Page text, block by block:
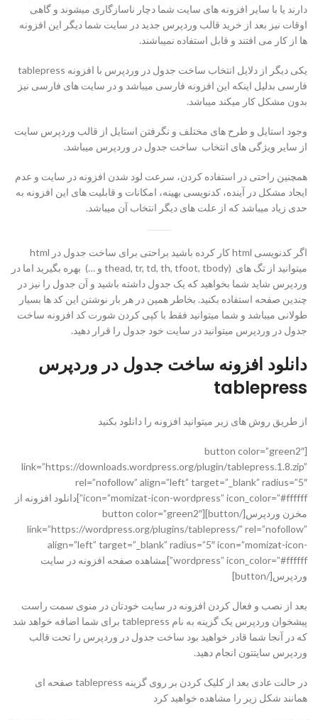
دارند یا با سایر افزونه های سایت شما دچار ناسازگاری میشوند و گاهی
اوقات نیز بعد از خرید قالب وردپرس جدید در سایت شما دیگر این افزونه
ها از کار می افتند و قابل استفاده نمیباشند.
یکی دیگر از دلایل انتخاب ساخت جدول در وردپرس با افزونه tablepress
فارسی بدلیل اینکه این افزونه فارسی میباشد و در سایت های فارسی نیز
بدون مشکل کار میکند میباشد.
وجود استایل و طرح های مختلف و نگرفتن استایل از قالب وردپرس سایت
از سایر ویژگی های انتخاب ساخت جدول در وردپرس میباشد.
همچنین راحتی در استفاده کردن، سرعت لود شدن افزونه در سایت و عدم
ایجاد مشکل در آینده، کدنویسی بهینه، امکانات و قابلیت های این افزونه به
حدی زیاد میباشد که از علت های دیگر انتخاب آن میباشد.
اگر کدنویسی html کار کرده باشید براحتی برای ساخت جدول در html
میتوانید از تگ های (thead, tr, td, th, tfoot, tbody و …) بهره بگیرید اما در
وردپرس شاید شما بخواهید که یک جدول داشته باشید و آن جدول را نیز در
چندین صفحه استفاده بکنید. بخاطر همین در هر بار نوشتن این کد ها بسیار
طولانی میباشد و شما میتوانید فقط با کپی کردن شورت کد افزونه ساخت
جدول در وردپرس میتوانید در سایت خود جدول را قرار دهید.
دانلود افزونه ساخت جدول در وردپرس
tablepress
از طریق روش های زیر میتوانید افزونه را دانلود بکنید
[button color=”green2″
link=”https://downloads.wordpress.org/plugin/tablepress.1.8.zip”
rel=”nofollow” align=”left” target=”_blank” radius=”5″
icon=”momizat-icon-wordpress” icon_color=”#ffffff”]دانلود افزونه از
مخزن وردپرس[/button][button color=”green2″
link=”https://wordpress.org/plugins/tablepress/” rel=”nofollow”
align=”left” target=”_blank” radius=”5″ icon=”momizat-icon-
wordpress” icon_color=”#ffffff”]مشاهده صفحه افزونه در سایت
وردپرس[/button]
بعد از نصب و فعال کردن افزونه در سایت خودتان در منوی سمت راست
پیشخوان وردپرس یک گزینه به نام tablepress برای شما اضافه خواهد شد
که در آنجا شما قادر خواهید بود ساخت جدول در وردپرس را تحت قالب
وردپرس سایتتون انجام دهید.
در حالت عادی بعد از کلیک کردن بر روی گزینه tablepress صفحه ای
همانند شکل زیر را مشاهده خواهید کرد